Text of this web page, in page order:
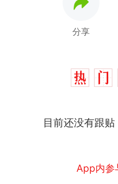
分享
目前还没有跟
App内参
热
十多
家，刚改
了……
视频丨只
母瘫痪